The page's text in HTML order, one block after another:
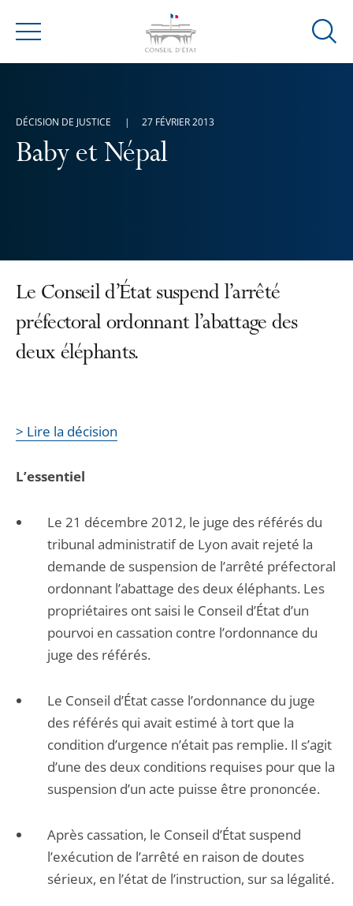
Menu
Ouvrir
Baby et Népal
DÉCISION DE JUSTICE 27 FÉVRIER 2013
Le Conseil d’État suspend l’arrêté
préfectoral ordonnant l’abattage des
deux éléphants.
> Lire la décision
L’essentiel
Le 21 décembre 2012, le juge des référés du
tribunal administratif de Lyon avait rejeté la
demande de suspension de l’arrêté préfectoral
ordonnant l’abattage des deux éléphants. Les
propriétaires ont saisi le Conseil d’État d’un
pourvoi en cassation contre l’ordonnance du
juge des référés.
Le Conseil d’État casse l’ordonnance du juge
des référés qui avait estimé à tort que la
condition d’urgence n’était pas remplie. Il s’agit
d’une des deux conditions requises pour que la
suspension d’un acte puisse être prononcée.
Après cassation, le Conseil d’État suspend
l’exécution de l’arrêté en raison de doutes
sérieux, en l’état de l’instruction, sur sa légalité.